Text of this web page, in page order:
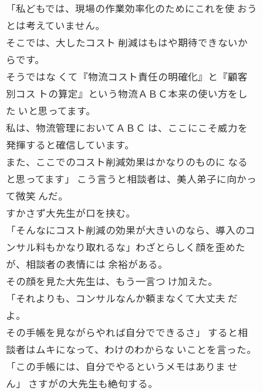
「私どもでは、現場の作業効率化のためにこれを使 おう
とは考えていません。
そこでは、大したコスト 削減はもはや期待できないか
らです。
そうではな くて『物流コスト責任の明確化』と『顧客
別コス トの算定』という物流ＡＢＣ本来の使い方をし
た いと思ってます。
私は、物流管理においてＡＢＣ は、ここにこそ威力を
発揮すると確信しています。
また、ここでのコスト削減効果はかなりのものに なる
と思ってます」 こう言うと相談者は、美人弟子に向かっ
て微笑 んだ。
すかさず大先生が口を挟む。
「そんなにコスト削減の効果が大きいのなら、導入のコ
ンサル料もかなり取れるな」わざとらしく顔を歪めた
が、相談者の表情には 余裕がある。
その顔を見た大先生は、もう一言つ け加えた。
「それよりも、コンサルなんか頼まなくて大丈夫 だ
よ。
その手帳を見ながらやれば自分でできるさ」 すると相
談者はムキになって、わけのわからな いことを言った。
「この手帳には、自分でやるというメモはありま せ
ん」 さすがの大先生も絶句する。